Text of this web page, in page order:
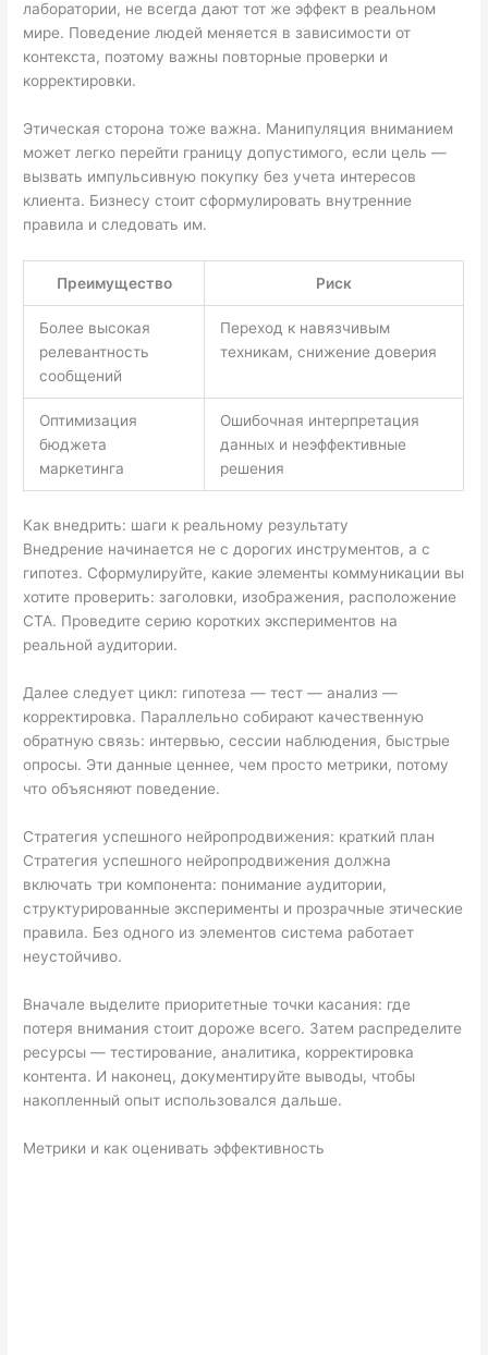
лаборатории, не всегда дают тот же эффект в реальном
мире. Поведение людей меняется в зависимости от
контекста, поэтому важны повторные проверки и
корректировки.
Этическая сторона тоже важна. Манипуляция вниманием
может легко перейти границу допустимого, если цель —
вызвать импульсивную покупку без учета интересов
клиента. Бизнесу стоит сформулировать внутренние
правила и следовать им.
Преимущество Риск
Более высокая
релевантность
сообщений
Переход к навязчивым
техникам, снижение доверия
Оптимизация
бюджета
маркетинга
Ошибочная интерпретация
данных и неэффективные
решения
Как внедрить: шаги к реальному результату
Внедрение начинается не с дорогих инструментов, а с
гипотез. Сформулируйте, какие элементы коммуникации вы
хотите проверить: заголовки, изображения, расположение
CTA. Проведите серию коротких экспериментов на
реальной аудитории.
Далее следует цикл: гипотеза — тест — анализ —
корректировка. Параллельно собирают качественную
обратную связь: интервью, сессии наблюдения, быстрые
опросы. Эти данные ценнее, чем просто метрики, потому
что объясняют поведение.
Стратегия успешного нейропродвижения: краткий план
Стратегия успешного нейропродвижения должна
включать три компонента: понимание аудитории,
структурированные эксперименты и прозрачные этические
правила. Без одного из элементов система работает
неустойчиво.
Вначале выделите приоритетные точки касания: где
потеря внимания стоит дороже всего. Затем распределите
ресурсы — тестирование, аналитика, корректировка
контента. И наконец, документируйте выводы, чтобы
накопленный опыт использовался дальше.
Метрики и как оценивать эффективность